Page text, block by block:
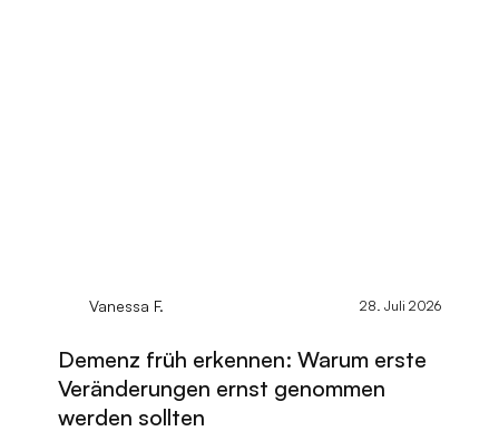
Vanessa F. 28. Juli 2026
Demenz früh erkennen: Warum erste
Veränderungen ernst genommen
werden sollten